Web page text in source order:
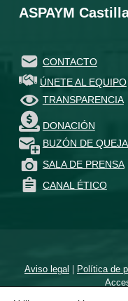
ASPAYM
CONTACTO
ÚNETE AL EQUIPO
TRANSPARENCIA
DONACIÓN
BUZÓN DE
SALA DE PRENSA
CANAL ÉTICO
Aviso legal | Política de